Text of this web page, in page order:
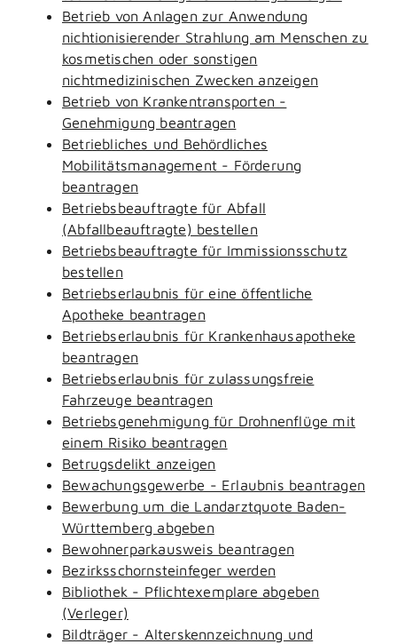
Betrieb von Anlagen zur Anwendung
nichtionisierender Strahlung am Menschen zu
kosmetischen oder sonstigen
nichtmedizinischen Zwecken anzeigen
Betrieb von Krankentransporten -
Genehmigung beantragen
Betriebliches und Behördliches
Mobilitätsmanagement - Förderung
beantragen
Betriebsbeauftragte für Abfall
(Abfallbeauftragte) bestellen
Betriebsbeauftragte für Immissionsschutz
bestellen
Betriebserlaubnis für eine öffentliche
Apotheke beantragen
Betriebserlaubnis für Krankenhausapotheke
beantragen
Betriebserlaubnis für zulassungsfreie
Fahrzeuge beantragen
Betriebsgenehmigung für Drohnenflüge mit
einem Risiko beantragen
Betrugsdelikt anzeigen
Bewachungsgewerbe - Erlaubnis beantragen
Bewerbung um die Landarztquote Baden-
Württemberg abgeben
Bewohnerparkausweis beantragen
Bezirksschornsteinfeger werden
Bibliothek - Pflichtexemplare abgeben
(Verleger)
Bildträger - Alterskennzeichnung und